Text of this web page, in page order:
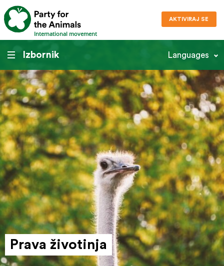
International movement
AKTIVIRAJ SE
Izbornik Languages
Prava životinja